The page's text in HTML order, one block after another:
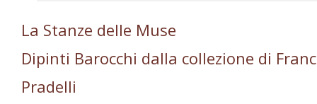
La Stanze delle Muse
Dipinti Barocchi dalla collezione di
Pradelli